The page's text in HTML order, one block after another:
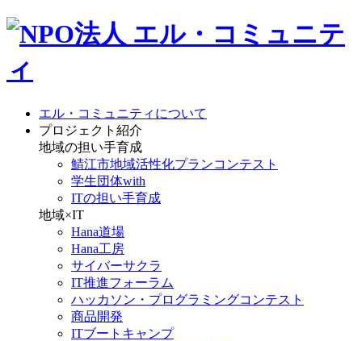
エル・コミュニティについて
プロジェクト紹介
地域の担い手育成
鯖江市地域活性化プランコンテスト
学生団体with
ITの担い手育成
地域×IT
Hana道場
Hana工房
サイバーサクラ
IT推進フォーラム
ハッカソン・プログラミングコンテスト
商品開発
ITブートキャンプ